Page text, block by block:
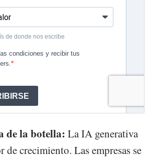
de la botella: La IA generativa
de crecimiento. Las empresas se